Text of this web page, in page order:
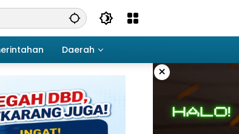
Daerah
×